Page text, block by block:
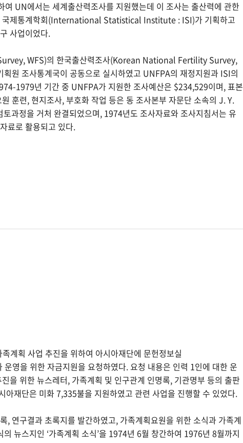
여 UN에서는 세계출산력조사를 지원했는데 이 조사는 출산력에 관한
국제통계학회(International Statistical Institute : ISI)가 기획하고
사업이었다.
WFS)의 한국출산력조사(Korean National Fertility Survey,
원 조사통계국이 공동으로 실시하였고 UNFPA의 재정지원과 ISI의
1979년 기간 중 UNFPA가 지원한 조사예산은 $234,529이며, 표본
훈련, 현지조사, 부호화 작업 등은 동 조사본부 자문단 소속의 J. Y.
과정을 거처 완결되었으며, 1974년도 조사자료와 조사지침서는 유
료로 활용되고 있다.
계획 사업 추진을 위하여 아시아재단에 문헌정보실
영을 위한 자금지원을 요청하였다. 요청 내용은 인력 1인에 대한 운
을 위한 뉴스레터, 가족계획 및 인구관계 인명록, 기관명부 등의 출판
아재단은 미화 7,335불을 지원하였고 관련 사업을 진행할 수 있었다.
, 연구결과 초록지를 발간하였고, 가족계획요원을 위한 소식과 가족계
뉴스지인 ‘가족계획 소식’을 1974년 6월 창간하여 1976년 8월까지